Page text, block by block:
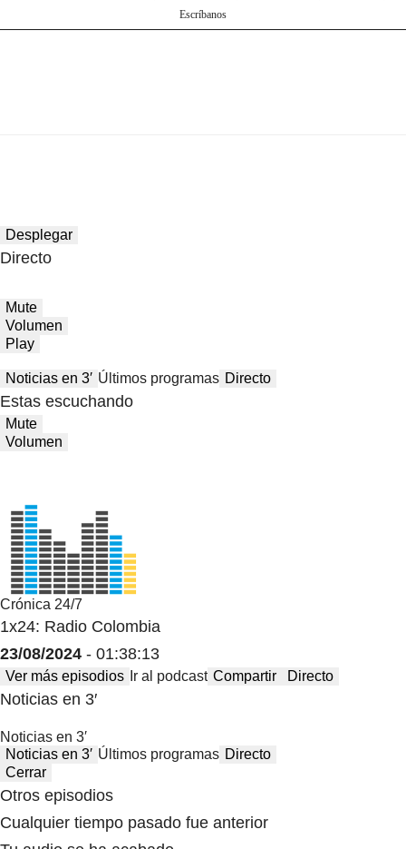
Escríbanos
Desplegar
Directo
Mute
Volumen
Play
Noticias en 3′ Últimos programas Directo
Estas escuchando
Mute
Volumen
Crónica 24/7
1x24: Radio Colombia
23/08/2024 - 01:38:13
Ver más episodios Ir al podcast Compartir Directo
Noticias en 3′
Noticias en 3′
Noticias en 3′ Últimos programas Directo
Cerrar
Otros episodios
Cualquier tiempo pasado fue anterior